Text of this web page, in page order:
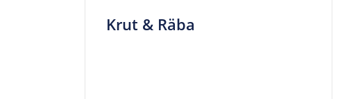
Krut & Räba